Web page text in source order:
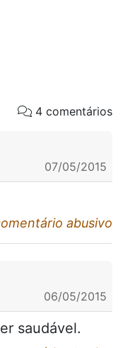
4 comentários
07/05/2015
abusivo
06/05/2015
saudável.